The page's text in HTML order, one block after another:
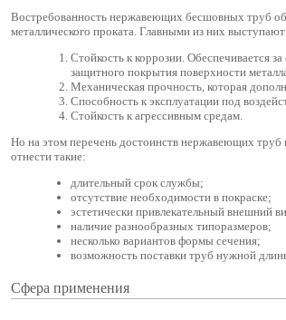
Востребованность нержавеющих бесшовных труб
металлического проката. Главными из них
Стойкость к коррозии. Обеспечивается
защитного покрытия поверхности
Механическая прочность, которая
Способность к эксплуатации под
Стойкость к агрессивным средам.
Но на этом перечень достоинств нержавеющих
отнести такие:
длительный срок службы;
отсутствие необходимости в покраске;
эстетически привлекательный внешний
наличие разнообразных типоразмеров;
несколько вариантов формы сечения;
возможность поставки труб нужной
Сфера применения